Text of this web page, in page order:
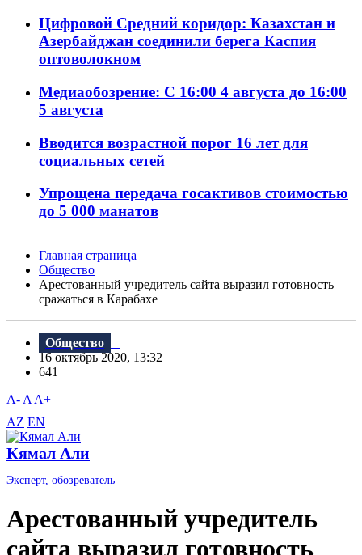
Цифровой Средний коридор: Казахстан и
Азербайджан соединили берега Каспия
оптоволокном
Медиаобозрение: С 16:00 4 августа до 16:00
5 августа
Вводится возрастной порог 16 лет для
социальных сетей
Упрощена передача госактивов стоимостью
до 5 000 манатов
Главная страница
Общество
Арестованный учредитель сайта выразил готовность
сражаться в Карабахе
Общество
16 октябрь 2020, 13:32
641
A- A A+
AZ EN
Кямал Али
Эксперт, обозреватель
Арестованный учредитель
сайта выразил готовность